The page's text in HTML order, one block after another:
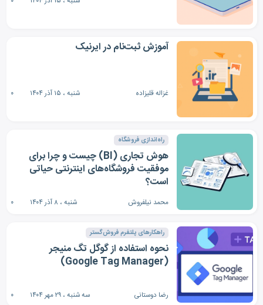
آموزش ثبت‌نام در ایرنیک
غزاله قلیزاده شنبه ، ۱۵ آذر ۱۴۰۴ ۰
راه‌اندازی فروشگاه
هوش تجاری (BI) چیست و چرا برای
موفقیت فروشگاه‌های اینترنتی حیاتی
است؟
محمد نیلفروش شنبه ، ۸ آذر ۱۴۰۴ ۰
راهکارهای پلتفرم فروش‌گستر
نحوه استفاده از گوگل تگ منیجر
(Google Tag Manager)
رضا دوستانی سه شنبه ، ۲۹ مهر ۱۴۰۴ ۰